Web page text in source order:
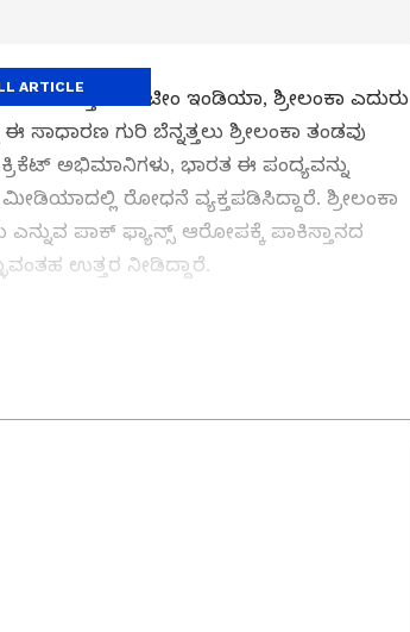
ತತ್ತರಿಸಿದ ಟೀಂ ಇಂಡಿಯಾ, ಶ್ರೀಲಂಕಾ ಎದುರು
ಗುರಿ ಬೆನ್ನತ್ತಲು ಶ್ರೀಲಂಕಾ ತಂಡವು
ಅಭಿಮಾನಿಗಳು, ಭಾರತ ಈ ಪಂದ್ಯವನ್ನು
ರೋಧನೆ ವ್ಯಕ್ತಪಡಿಸಿದ್ದಾರೆ. ಶ್ರೀಲಂಕಾ
ಪಾಕ್ ಫ್ಯಾನ್ಸ್ ಆರೋಪಕ್ಕೆ ಪಾಕಿಸ್ತಾನದ
ಉತ್ತರ ನೀಡಿದ್ದಾರೆ.
ARTICLE
Kannada